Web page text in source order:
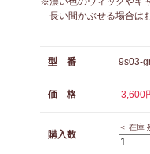
長い間かぶせる場合は
型 番 9s03-
価 格 3,600
購入数
＜ 在庫